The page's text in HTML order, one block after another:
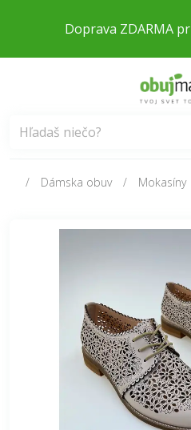
Doprava ZDARMA
Dámska obuv Mokasíny